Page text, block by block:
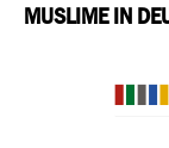
MUSLIME IN